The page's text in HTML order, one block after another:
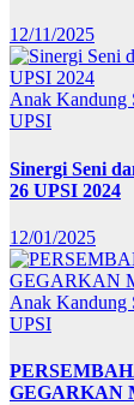
12/11/2025
Anak Kandung
UPSI
Sinergi Seni
26 UPSI 2024
12/01/2025
Anak Kandung
UPSI
GEGARKAN